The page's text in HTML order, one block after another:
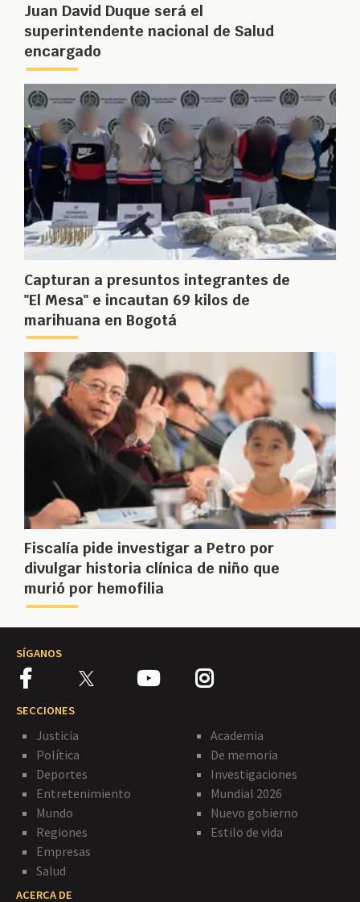
Juan David Duque será el
superintendente nacional de Salud
encargado
Capturan a presuntos integrantes de
"El Mesa" e incautan 69 kilos de
marihuana en Bogotá
Fiscalía pide investigar a Petro por
divulgar historia clínica de niño que
murió por hemofilia
SÍGANOS
SECCIONES
Justicia
Política
Deportes
Entretenimiento
Mundo
Regiones
Empresas
Salud
Academia
De memoria
Investigaciones
Mundial 2026
Nuevo gobierno
Estilo de vida
ACERCA DE